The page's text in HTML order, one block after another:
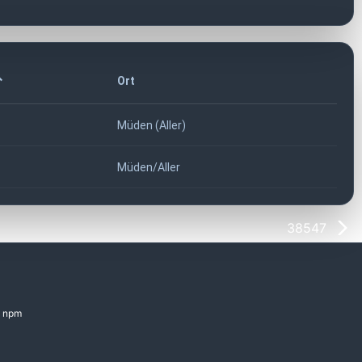
Ort
Müden (Aller)
Müden/Aller
38547
npm